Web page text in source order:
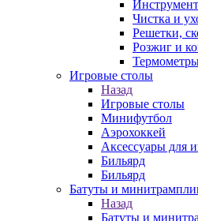
Чистка и
Решетки,
Розжиг и
Игровые столы
Назад
Игровые столы
Минифутбол
Аэрохоккей
Аксессуары для
Бильяpд
Бильяpд
Батуты и
Назад
Батуты и